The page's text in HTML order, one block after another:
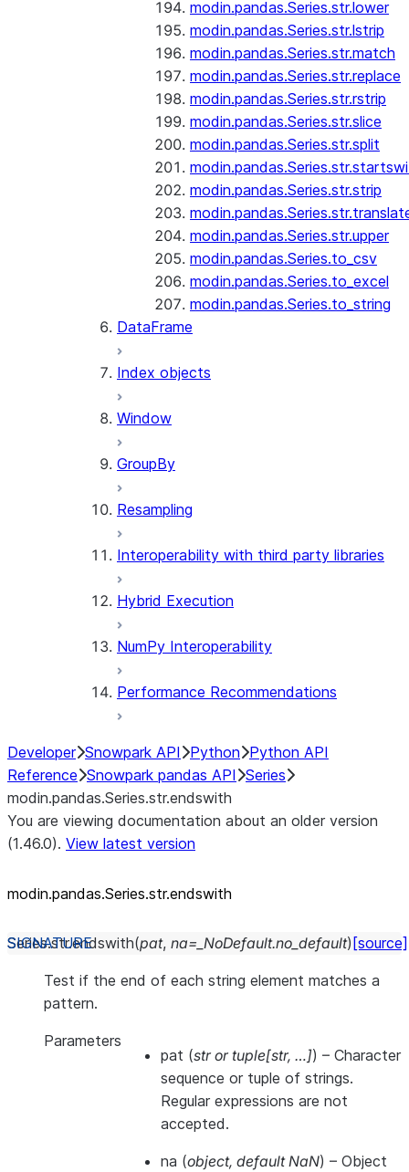
modin.pandas.Series.str.lower
modin.pandas.Series.str.lstrip
modin.pandas.Series.str.match
modin.pandas.Series.str.replace
modin.pandas.Series.str.rstrip
modin.pandas.Series.str.slice
modin.pandas.Series.str.split
modin.pandas.Series.str.strip
modin.pandas.Series.str.upper
modin.pandas.Series.to_csv
modin.pandas.Series.to_excel
modin.pandas.Series.to_string
DataFrame
Index objects
Window
GroupBy
Resampling
Interoperability with third party libraries
Hybrid Execution
NumPy Interoperability
Performance Recommendations
Developer Snowpark API Python Python API
Reference Snowpark pandas API Series
modin.pandas.Series.str.endswith
You are viewing documentation about an older version
(1.46.0). View latest version
modin.pandas.Series.str.endswith
Series.str.endswith(pat, na= _NoDefault.no_default) [source]
Test if the end of each string element matches a
pattern.
Parameters
pat (strortuple[str, …]) – Character
sequence or tuple of strings.
Regular expressions are not
accepted.
na (object, default NaN) – Object